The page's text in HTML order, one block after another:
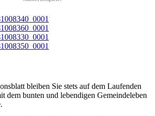
bleiben Sie stets auf dem Laufenden
dem bunten und lebendigen Gemeindeleben